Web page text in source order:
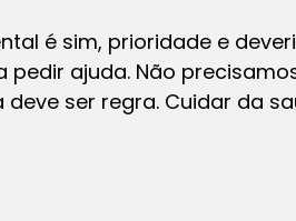
é sim, prioridade e
ajuda. Não
ser regra. Cuidar da